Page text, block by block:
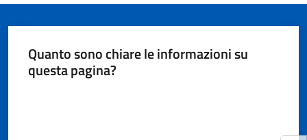
Vivere
Quanto sono chiare le informazioni su
questa pagina?